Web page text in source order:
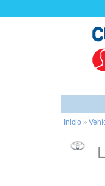
Inicio »